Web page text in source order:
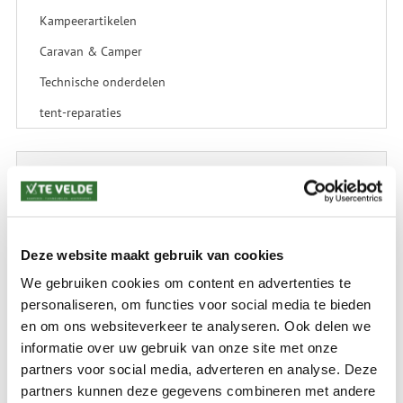
Deze website maakt gebruik van cookies
We gebruiken cookies om content en advertenties te
personaliseren, om functies voor social media te bieden
en om ons websiteverkeer te analyseren. Ook delen we
informatie over uw gebruik van onze site met onze
partners voor social media, adverteren en analyse. Deze
partners kunnen deze gegevens combineren met andere
Kampeerartikelen
Caravan & Camper
Technische onderdelen
tent-reparaties
SALE Outdoor
SALE Wintersport
SALE Schaatsen